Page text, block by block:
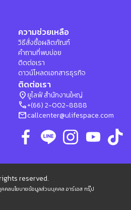
ความช่วยเหลือ
วิธีสั่งซื้อผลิตภัณฑ์
คำถามที่พบบ่อย
ติดต่อเรา
ดาวน์โหลดเอกสารธุรกิจ
ติดต่อเรา
location_onยูไลฟ์ สำนักงานใหญ่
phone+(66) 2-002-8888
mailcallcenter@ulifespace.com
reserved.
คลนโยบายข้อมูลส่วนบุคคล อาร์เอส กรุ๊ป